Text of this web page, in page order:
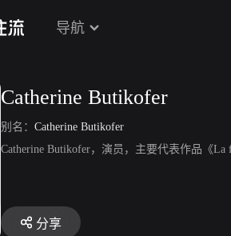
导航
Catherine Butikofer
别名： Catherine Butikofer
Catherine Butikofer，演员，主要代表作品《La
分享